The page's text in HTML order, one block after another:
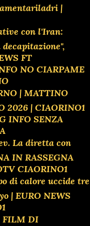
|
con l'Iran:
FT
NO CIARPAME
| MATTINO
2026 | CIAORINO1
INFO SENZA
La diretta con
IN RASSEGNA
CIAORINO1
di calore uccide tre
| EURO NEWS
FILM DI